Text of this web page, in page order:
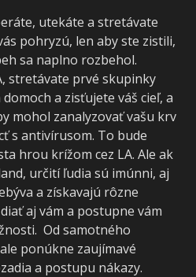
utekáte a stretávate
pohryzú, len aby ste zistili,
sa naplno rozbehol.
stretávate prvé skupinky
a zisťujete váš cieľ, a
mohol zanalyzovať vašu krv
s antivírusom. To bude
hrou krížom cez LA. Ale ak
určití ľudia sú imúnni, aj
a získavajú rôzne
aj vám a postupne vám
Od samotného
ponúkne zaujímavé
a postupu nákazy.